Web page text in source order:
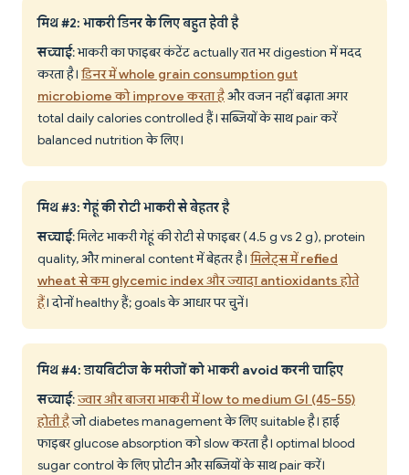
मिथ #2: भाकरी डिनर के लिए बहुत हेवी है
सच्चाई: भाकरी का फाइबर कंटेंट actually रात भर digestion में मदद
करता है। डिनर में whole grain consumption gut
microbiome को improve करता हैऔर वजन नहीं बढ़ाता अगर
total daily calories controlled हैं। सब्जियों के साथ pair करें
balanced nutrition के लिए।
मिथ #3: गेहूं की रोटी भाकरी से बेहतर है
सच्चाई: मिलेट भाकरी गेहूं की रोटी से फाइबर (4.5 g vs 2 g), protein
quality, और mineral content में बेहतर है। मिलेट्स में refined
wheat से कम glycemic index और ज्यादा antioxidants होते
हैं। दोनों healthy हैं; goals के आधार पर चुनें।
मिथ #4: डायबिटीज के मरीजों को भाकरी avoid करनी चाहिए
सच्चाई:ज्वार और बाजरा भाकरी में low to medium GI (45-55)
होती हैजो diabetes management के लिए suitable है। हाई
फाइबर glucose absorption को slow करता है। optimal blood
sugar control के लिए प्रोटीन और सब्जियों के साथ pair करें।